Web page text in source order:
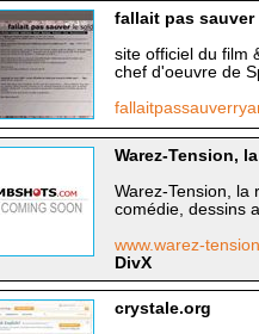
fallait pas
site officiel du film
chef d'oeuvre de
Warez-Tension,
Warez-Tension, la
comédie, dessins
www.warez-
DivX
crystale.org